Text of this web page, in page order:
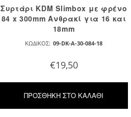
Συρτάρι KDM Slimbox με φρένο
84 x 300mm Ανθρακί για 16 και
18mm
ΚΩΔΙΚΌΣ: 09-DK-A-30-084-18
€19,50
ΠΡΟΣΘΉΚΗ ΣΤΟ ΚΑΛΆΘΙ